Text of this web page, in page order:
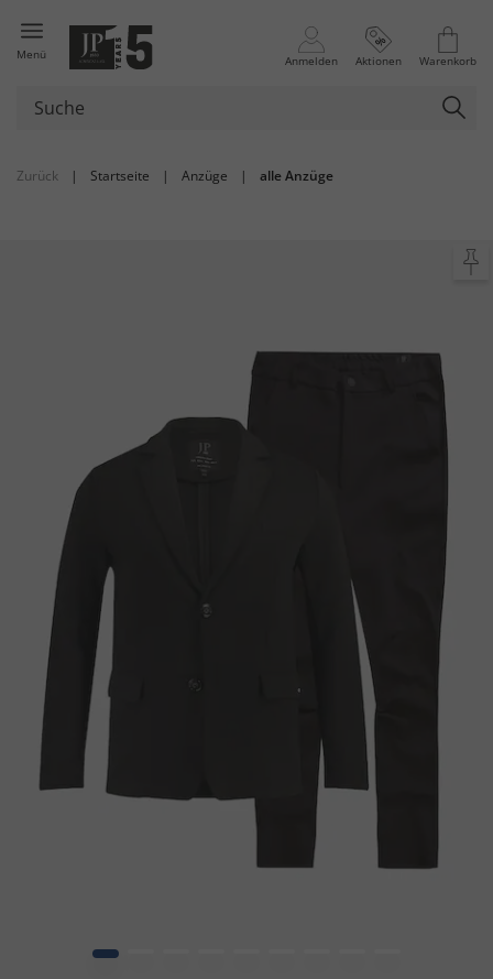
Menü Anmelden Aktionen Warenkorb
Zurück | Startseite | Anzüge | alle Anzüge
1